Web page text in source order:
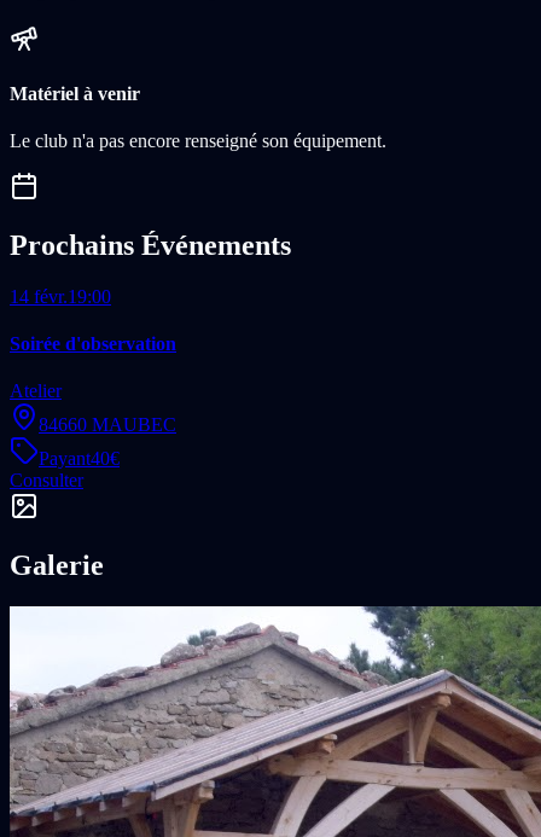
Matériel à venir
Le club n'a pas encore renseigné son équipement.
Prochains Événements
14 févr.19:00
Soirée d'observation
Atelier
84660 MAUBEC
Payant40€
Consulter
Galerie